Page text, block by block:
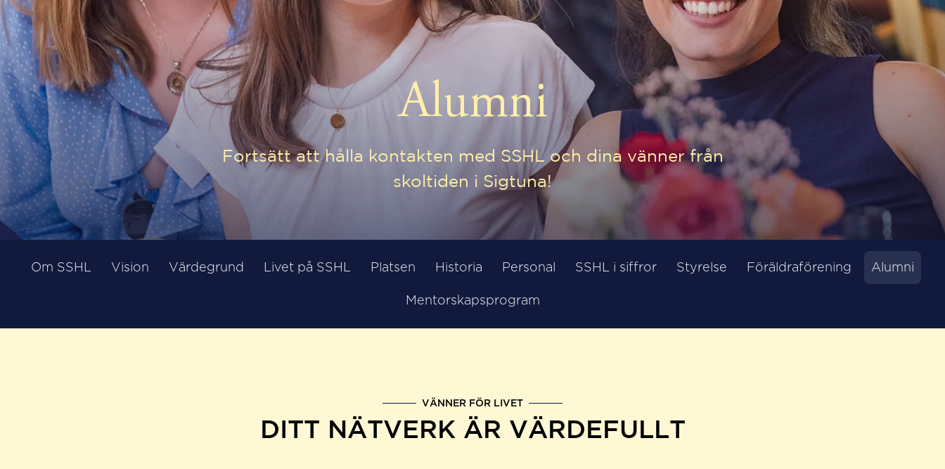
Alumni
Fortsätt att hålla kontakten med SSHL och dina vänner från
skoltiden i Sigtuna!
Om SSHL Vision Värdegrund Livet på SSHL Platsen Historia Personal SSHL i siffror Styrelse Föräldraförening Alumni
Mentorskapsprogram
VÄNNER FÖR LIVET
DITT NÄTVERK ÄR VÄRDEFULLT